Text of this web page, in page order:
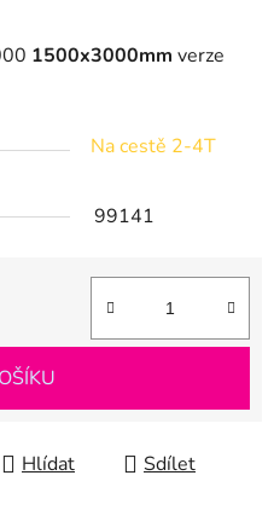
1500x3000mm verze
Na cestě 2-4T
99141
Hlídat Sdílet